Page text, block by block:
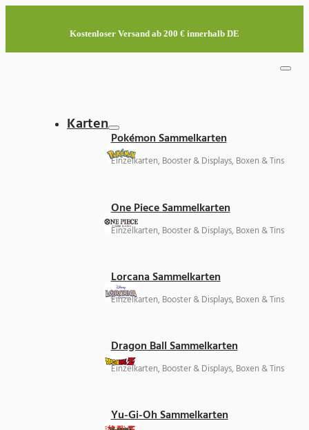
Kostenloser Versand ab 200 € innerhalb DE
Karten
Pokémon Sammelkarten
Einzelkarten, Booster & Displays, Boxen & Tins
One Piece Sammelkarten
Einzelkarten, Booster & Displays, Boxen & Tins
Lorcana Sammelkarten
Einzelkarten, Booster & Displays, Boxen & Tins
Dragon Ball Sammelkarten
Einzelkarten, Booster & Displays, Boxen & Tins
Yu-Gi-Oh Sammelkarten